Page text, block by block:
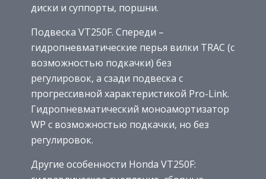
диски и суппорты, поршни.
Подвеска VT250F. Спереди –
гидропневматические перья вилки TRAC (с
возможностью подкачки) без
регулировок, а сзади подвеска с
прогрессивной характеристикой Pro-Link.
Гидропневматический моноамортизатор
WP с возможностью подкачки, но без
регулировок.
Другие особенности Honda VT250F: